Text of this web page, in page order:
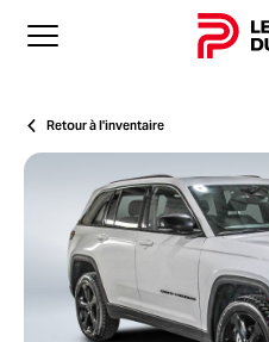
Retour à l'inventaire